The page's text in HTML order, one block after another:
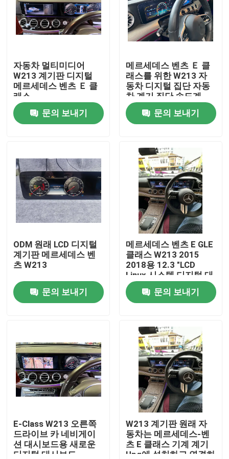
홈
제품 소개
공장 투어
품질 관리
뉴스
모든 케이스
블로그
뒷문 차량 부분
자동차 멀티미디어
W213 계기판 디지털
메르세데스 벤츠 Ｅ 클
래스
문의 보내기
메르세데스 벤츠 Ｅ 클
래스를 위한 W213 자
동차 디지털 집단 자동
차 계기 집단 속도계
문의 보내기
ODM 원래 LCD 디지털
계기판 메르세데스 벤
츠 W213
문의 보내기
메르세데스 벤츠 E GLE
클래스 W213 2015
2018용 12.3 "LCD
Linux 시스템 디지털 대
시보드 대시보드 대시
보드
문의 보내기
E-Class W213 오른쪽
드라이브 카 네비게이
션 대시보드용 새로운
디지털 대시보드
W213 계기판 원래 자
동차는 메르세데스-벤
츠 E 클래스 기계 계기
Upg에 설치하고 연결하